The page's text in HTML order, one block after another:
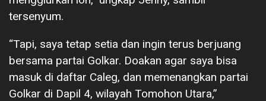
tersenyum.
“Tapi, saya tetap setia dan ingin terus berjuang
bersama partai Golkar. Doakan agar saya bisa
masuk di daftar Caleg, dan memenangkan partai
Golkar di Dapil 4, wilayah Tomohon Utara,”